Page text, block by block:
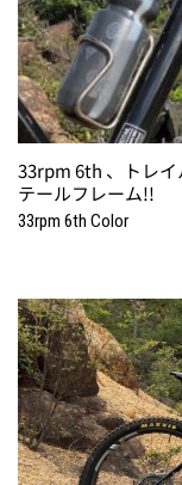
33rpm 6th 、トレ
テールフレーム!!
33rpm 6th Color